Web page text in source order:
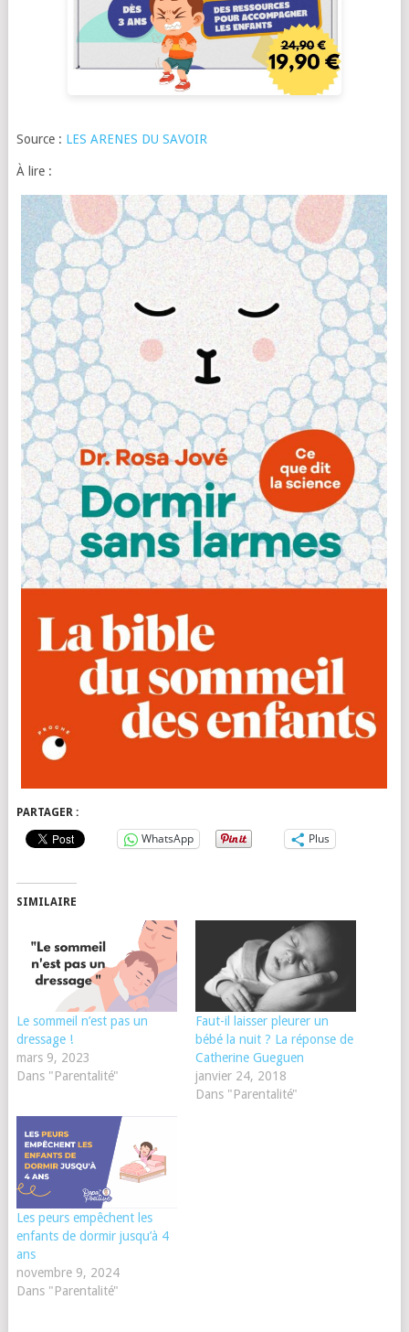
Source : LES ARENES DU SAVOIR
À lire :
PARTAGER :
WhatsApp Plus
SIMILAIRE
Le sommeil n’est pas un
dressage !
mars 9, 2023
Dans "Parentalité"
Faut-il laisser pleurer un
bébé la nuit ? La réponse de
Catherine Gueguen
janvier 24, 2018
Dans "Parentalité"
Les peurs empêchent les
enfants de dormir jusqu’à 4
ans
novembre 9, 2024
Dans "Parentalité"